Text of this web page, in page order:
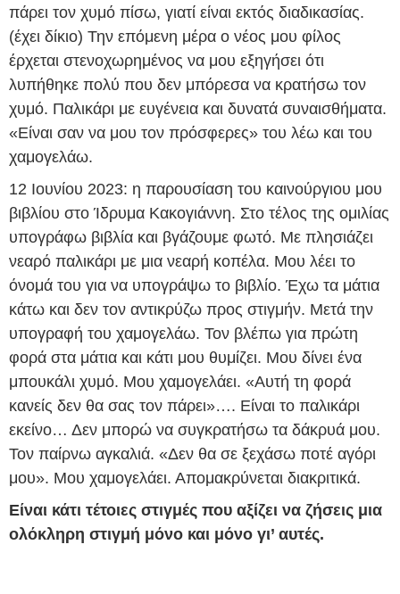
πάρει τον χυμό πίσω, γιατί είναι εκτός διαδικασίας.
(έχει δίκιο) Την επόμενη μέρα ο νέος μου φίλος
έρχεται στενοχωρημένος να μου εξηγήσει ότι
λυπήθηκε πολύ που δεν μπόρεσα να κρατήσω τον
χυμό. Παλικάρι με ευγένεια και δυνατά συναισθήματα.
«Είναι σαν να μου τον πρόσφερες» του λέω και του
χαμογελάω.
12 Ιουνίου 2023: η παρουσίαση του καινούργιου μου
βιβλίου στο Ίδρυμα Κακογιάννη. Στο τέλος της ομιλίας
υπογράφω βιβλία και βγάζουμε φωτό. Με πλησιάζει
νεαρό παλικάρι με μια νεαρή κοπέλα. Μου λέει το
όνομά του για να υπογράψω το βιβλίο. Έχω τα μάτια
κάτω και δεν τον αντικρύζω προς στιγμήν. Μετά την
υπογραφή του χαμογελάω. Τον βλέπω για πρώτη
φορά στα μάτια και κάτι μου θυμίζει. Μου δίνει ένα
μπουκάλι χυμό. Μου χαμογελάει. «Αυτή τη φορά
κανείς δεν θα σας τον πάρει»…. Είναι το παλικάρι
εκείνο… Δεν μπορώ να συγκρατήσω τα δάκρυά μου.
Τον παίρνω αγκαλιά. «Δεν θα σε ξεχάσω ποτέ αγόρι
μου». Μου χαμογελάει. Απομακρύνεται διακριτικά.
Είναι κάτι τέτοιες στιγμές που αξίζει να ζήσεις μια
ολόκληρη στιγμή μόνο και μόνο γι’ αυτές.